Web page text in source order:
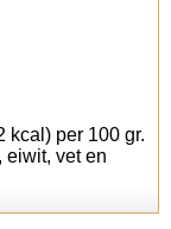
kcal) per 100 gr.
eiwit, vet en